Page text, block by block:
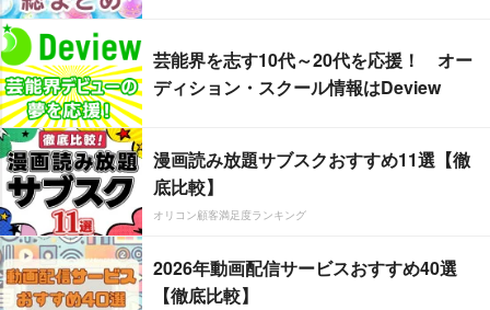
芸能界を志す10代～20代を応援！ オー
ディション・スクール情報はDeview
漫画読み放題サブスクおすすめ11選【徹
底比較】
オリコン顧客満足度ランキング
2026年動画配信サービスおすすめ40選
【徹底比較】